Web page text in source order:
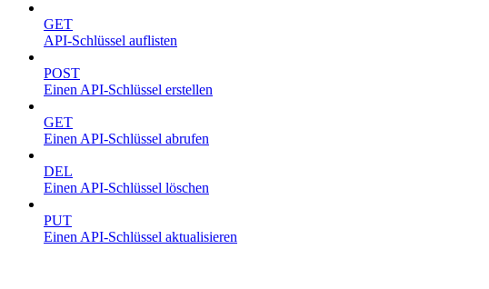
GET
API-Schlüssel auflisten
POST
Einen API-Schlüssel erstellen
GET
Einen API-Schlüssel abrufen
DEL
Einen API-Schlüssel löschen
PUT
Einen API-Schlüssel aktualisieren